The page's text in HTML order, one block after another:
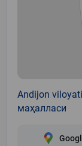
Andijon
маҳалласи